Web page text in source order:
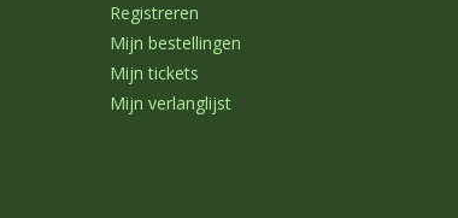
Registreren
Mijn bestellingen
Mijn tickets
Mijn verlanglijst